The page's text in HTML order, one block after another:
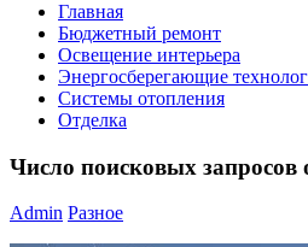
Главная
Бюджетный ремонт
Освещение интерьера
Энергосберегающие
Системы отопления
Отделка
Число поисковых запросов
Admin Разное